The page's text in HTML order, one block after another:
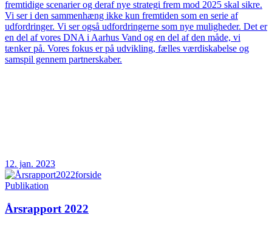
fremtidige scenarier og deraf nye strategi frem mod 2025 skal sikre.
Vi ser i den sammenhæng ikke kun fremtiden som en serie af
udfordringer. Vi ser også udfordringerne som nye muligheder. Det er
en del af vores DNA i Aarhus Vand og en del af den måde, vi
tænker på. Vores fokus er på udvikling, fælles værdiskabelse og
samspil gennem partnerskaber.
12. jan. 2023
Publikation
Årsrapport 2022